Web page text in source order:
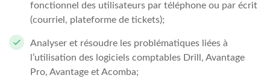
fonctionnel des utilisateurs par téléphone ou par écrit
(courriel, plateforme de tickets);
Analyser et résoudre les problématiques liées à
l’utilisation des logiciels comptables Drill, Avantage
Pro, Avantage et Acomba;